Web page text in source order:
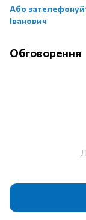
Або
Іванович
Обговорення